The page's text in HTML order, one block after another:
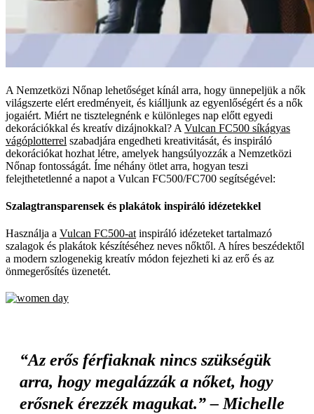
A Nemzetközi Nőnap lehetőséget kínál arra, hogy ünnepeljük a nők
világszerte elért eredményeit, és kiálljunk az egyenlőségért és a nők
jogaiért. Miért ne tisztelegnénk e különleges nap előtt egyedi
dekorációkkal és kreatív dizájnokkal? A Vulcan FC500 síkágyas
vágóplotterrel szabadjára engedheti kreativitását, és inspiráló
dekorációkat hozhat létre, amelyek hangsúlyozzák a Nemzetközi
Nőnap fontosságát. Íme néhány ötlet arra, hogyan teszi
felejthetetlenné a napot a Vulcan FC500/FC700 segítségével:
Szalagtransparensek és plakátok inspiráló idézetekkel
Használja a Vulcan FC500-at inspiráló idézeteket tartalmazó
szalagok és plakátok készítéséhez neves nőktől. A híres beszédektől
a modern szlogenekig kreatív módon fejezheti ki az erő és az
önmegerősítés üzenetét.
“Az erős férfiaknak nincs szükségük
arra, hogy megalázzák a nőket, hogy
erősnek érezzék magukat.” – Michelle